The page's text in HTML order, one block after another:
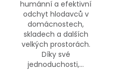
humánní a efektivní
odchyt hlodavců v
domácnostech,
skladech a dalších
velkých prostorách.
Díky své
jednoduchosti,...